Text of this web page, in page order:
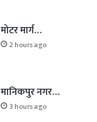
मोटर मार्ग…
2 hours ago
मानिकपुर नगर…
3 hours ago